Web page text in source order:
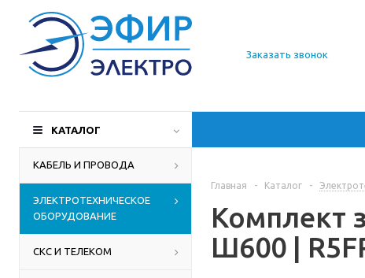
О компании
Доставка
Производители
Контакты
Заказать звонок
КАТАЛОГ
КАБЕЛЬ И ПРОВОДА
ЭЛЕКТРОТЕХНИЧЕСКОЕ
ОБОРУДОВАНИЕ
СКС И ТЕЛЕКОМ
Главная - Каталог -
Комплект
Ш600 |